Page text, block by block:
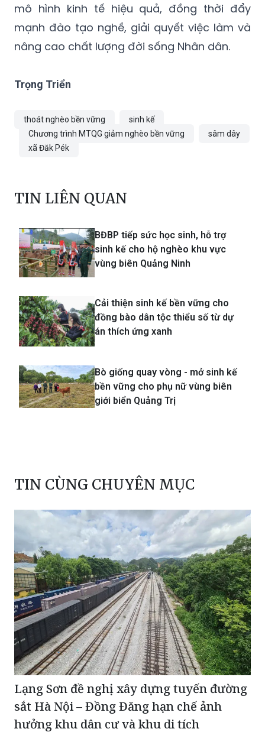
mô hình kinh tế hiệu quả, đồng thời đẩy
mạnh đào tạo nghề, giải quyết việc làm và
nâng cao chất lượng đời sống Nhân dân.
Trọng Triển
thoát nghèo bền vững
sinh kế
Chương trình MTQG giảm nghèo bền vững
sâm dây
xã Đăk Pék
TIN LIÊN QUAN
BĐBP tiếp sức học sinh, hỗ trợ
sinh kế cho hộ nghèo khu vực
vùng biên Quảng Ninh
Cải thiện sinh kế bền vững cho
đồng bào dân tộc thiểu số từ dự
án thích ứng xanh
Bò giống quay vòng - mở sinh kế
bền vững cho phụ nữ vùng biên
giới biển Quảng Trị
TIN CÙNG CHUYÊN MỤC
Lạng Sơn đề nghị xây dựng tuyến đường
sắt Hà Nội – Đồng Đăng hạn chế ảnh
hưởng khu dân cư và khu di tích